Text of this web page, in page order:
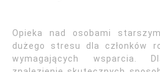
Opieka nad osobami
dużego stresu dla członków
wymagających wsparcia.